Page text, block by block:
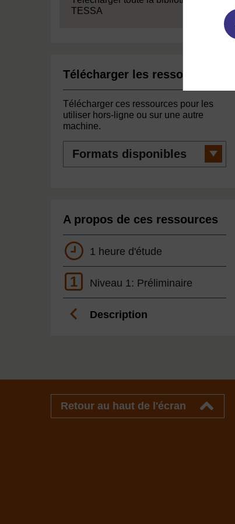
TESSA
Télécharger les ressources
Télécharger ces ressources pour les
utiliser hors-ligne ou sur une autre
machine.
disponibles
A propos de ces ressources
1 heure d'étude
1 Niveau 1: Préliminaire
Description
Retour au haut de l'écran